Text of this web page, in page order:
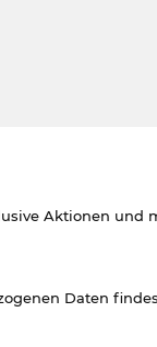
Aktionen und
Daten